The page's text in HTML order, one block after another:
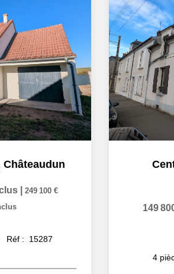
Châteaudun
249 100 €
Réf : 15287
149
4